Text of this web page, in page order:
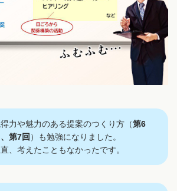
力や魅力のある提案のつくり方（第6
、 第7回 ）も勉強になりました。
、考えたこともなかったです。